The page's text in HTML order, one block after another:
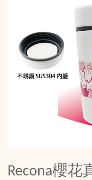
Recona櫻花